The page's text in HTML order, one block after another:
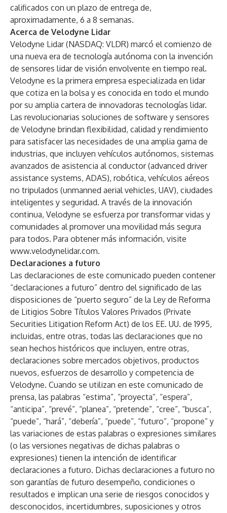
calificados con un plazo de entrega de,
aproximadamente, 6 a 8 semanas.
Acerca de Velodyne Lidar
Velodyne Lidar (NASDAQ: VLDR) marcó el comienzo de
una nueva era de tecnología autónoma con la invención
de sensores lidar de visión envolvente en tiempo real.
Velodyne es la primera empresa especializada en lidar
que cotiza en la bolsa y es conocida en todo el mundo
por su amplia cartera de innovadoras tecnologías lidar.
Las revolucionarias soluciones de software y sensores
de Velodyne brindan flexibilidad, calidad y rendimiento
para satisfacer las necesidades de una amplia gama de
industrias, que incluyen vehículos autónomos, sistemas
avanzados de asistencia al conductor (advanced driver
assistance systems, ADAS), robótica, vehículos aéreos
no tripulados (unmanned aerial vehicles, UAV), ciudades
inteligentes y seguridad. A través de la innovación
continua, Velodyne se esfuerza por transformar vidas y
comunidades al promover una movilidad más segura
para todos. Para obtener más información, visite
www.velodynelidar.com.
Declaraciones a futuro
Las declaraciones de este comunicado pueden contener
“declaraciones a futuro” dentro del significado de las
disposiciones de “puerto seguro” de la Ley de Reforma
de Litigios Sobre Títulos Valores Privados (Private
Securities Litigation Reform Act) de los EE. UU. de 1995,
incluidas, entre otras, todas las declaraciones que no
sean hechos históricos que incluyen, entre otras,
declaraciones sobre mercados objetivos, productos
nuevos, esfuerzos de desarrollo y competencia de
Velodyne. Cuando se utilizan en este comunicado de
prensa, las palabras “estima”, “proyecta”, “espera”,
“anticipa”, “prevé”, “planea”, “pretende”, “cree”, “busca”,
“puede”, “hará”, “debería”, “puede”, “futuro”, “propone” y
las variaciones de estas palabras o expresiones similares
(o las versiones negativas de dichas palabras o
expresiones) tienen la intención de identificar
declaraciones a futuro. Dichas declaraciones a futuro no
son garantías de futuro desempeño, condiciones o
resultados e implican una serie de riesgos conocidos y
desconocidos, incertidumbres, suposiciones y otros